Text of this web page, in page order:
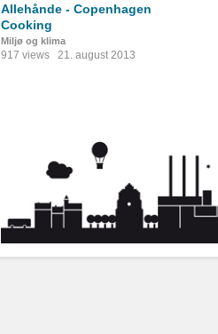
Allehånde - Copenhagen
Cooking
Miljø og klima
917 views 21. august 2013